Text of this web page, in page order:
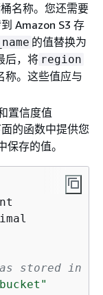
名称。您还需要
Amazon S3 存
的值替换为
后，将 region
称。这些值应与
置信度值
的函数中提供您
保存的值。
stored in S3